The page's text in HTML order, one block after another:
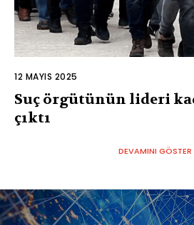
12 MAYIS 2025
Suç örgütünün lideri
çıktı
DEVAMINI GÖSTER